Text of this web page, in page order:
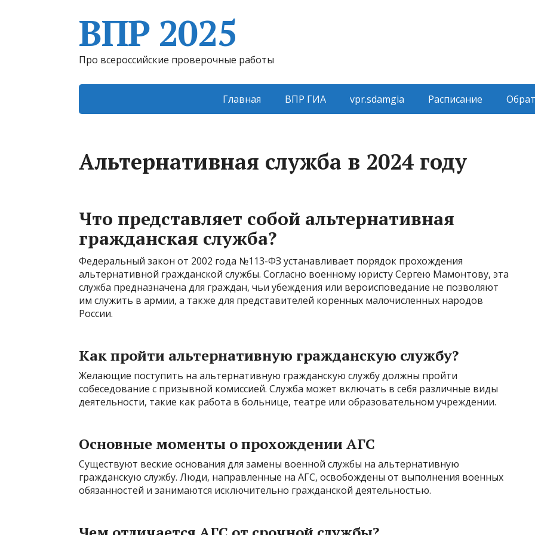
ВПР 2025
Про всероссийские проверочные работы
Главная ВПР ГИА vpr.sdamgia Расписание
Альтернативная служба в 2024 году
Что представляет собой альтернативная
гражданская служба?
Федеральный закон от 2002 года №113-ФЗ устанавливает порядок прохождения
альтернативной гражданской службы. Согласно военному юристу Сергею Мамонтову, эта
служба предназначена для граждан, чьи убеждения или вероисповедание не позволяют
им служить в армии, а также для представителей коренных малочисленных народов
России.
Как пройти альтернативную гражданскую службу?
Желающие поступить на альтернативную гражданскую службу должны пройти
собеседование с призывной комиссией. Служба может включать в себя различные виды
деятельности, такие как работа в больнице, театре или образовательном учреждении.
Основные моменты о прохождении АГС
Существуют веские основания для замены военной службы на альтернативную
гражданскую службу. Люди, направленные на АГС, освобождены от выполнения военных
обязанностей и занимаются исключительно гражданской деятельностью.